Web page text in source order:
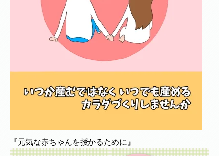
『元気な赤ちゃんを授かるために』